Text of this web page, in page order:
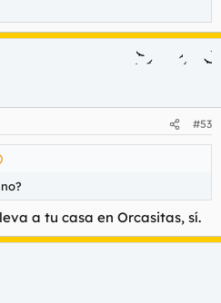
#53
a tu casa en Orcasitas, sí.